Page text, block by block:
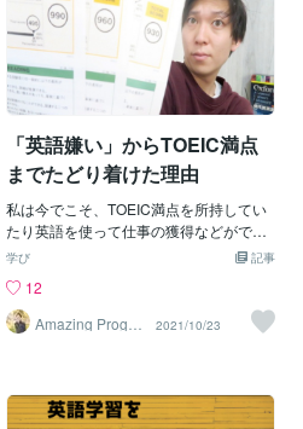
「英語嫌い」からTOEIC満点
までたどり着けた理由
私は今でこそ、TOEIC満点を所持してい
たり英語を使って仕事の獲得などができ
ていますが、正直なことを言うと英語が
の開始時、英語の文を読んでもチンプン
カンプンで読み返してみても内容がぜん
ぜん入ってこない。リスニングに関して
ルでした。そんなレベルからでも留学期
記事
学び
12
Amazing Progre
ss かず
2021/10/23